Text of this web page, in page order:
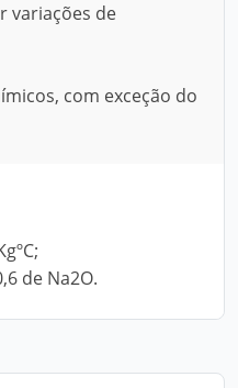
variações de
com exceção do
de Na2O.